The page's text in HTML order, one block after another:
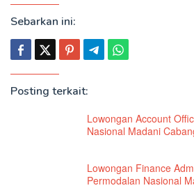
Sebarkan ini:
Posting terkait:
Lowongan Account
Nasional Madani
Lowongan Finance
Permodalan Nasional